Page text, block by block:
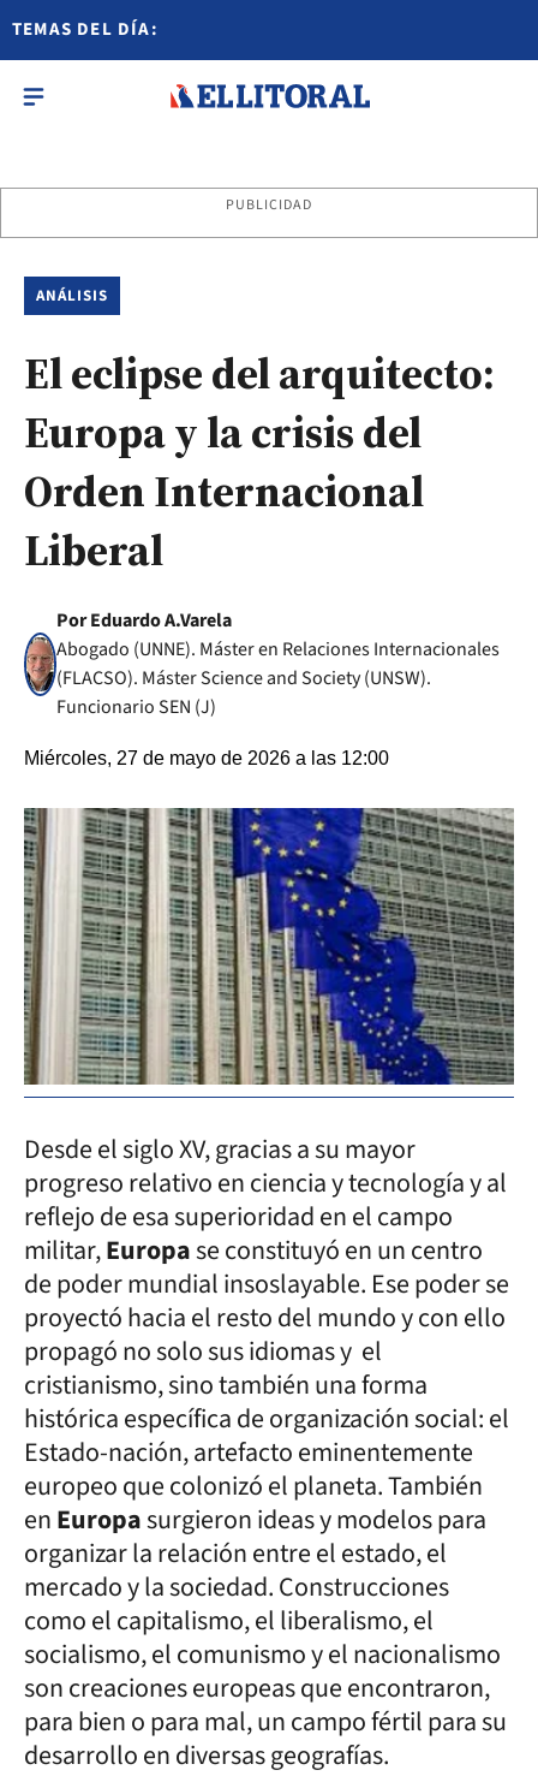
TEMAS DEL DÍA:
PUBLICIDAD
ANÁLISIS
El eclipse del arquitecto:
Europa y la crisis del
Orden Internacional
Liberal
Por Eduardo A.Varela
Abogado (UNNE). Máster en Relaciones Internacionales
(FLACSO). Máster Science and Society (UNSW).
Funcionario SEN (J)
Miércoles, 27 de mayo de 2026 a las 12:00
Desde el siglo XV, gracias a su mayor
progreso relativo en ciencia y tecnología y al
reflejo de esa superioridad en el campo
militar,Europase constituyó en un centro
de poder mundial insoslayable. Ese poder se
proyectó hacia el resto del mundo y con ello
propagó no solo sus idiomas y el
cristianismo, sino también una forma
histórica específica de organización social: el
Estado-nación, artefacto eminentemente
europeo que colonizó el planeta. También
enEuropasurgieron ideas y modelos para
organizar la relación entre el estado, el
mercado y la sociedad. Construcciones
como el capitalismo, el liberalismo, el
socialismo, el comunismo y el nacionalismo
son creaciones europeas que encontraron,
para bien o para mal, un campo fértil para su
desarrollo en diversas geografías.